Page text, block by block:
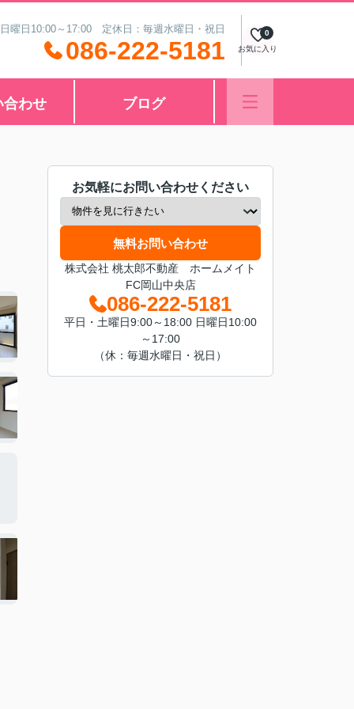
曜日10:00～17:00 定休日：毎週水曜日・祝日
086-222-5181 お気に入り
0
合わせ ブログ
お気軽にお問い合わせください
無料お問い合わせ
株式会社 桃太郎不動産 ホームメイト
FC岡山中央店
086-222-5181
平日・土曜日9:00～18:00 日曜日10:00
～17:00
（休：毎週水曜日・祝日）